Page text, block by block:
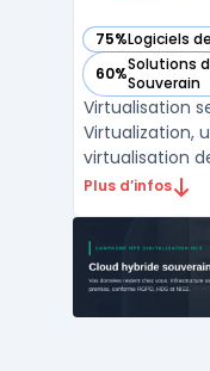
75%Logiciels
— voir Red Hat
60%Solutions
Souverain
— voir Red Hat
Virtualisation
Virtualization,
virtualisation
permet de
qui simplifie
Hat
Plus d’infos